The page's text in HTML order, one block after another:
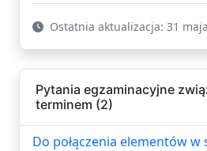
Ostatnia aktualizacja: 31
Pytania egzaminacyjne
terminem (2)
Do połączenia elementów